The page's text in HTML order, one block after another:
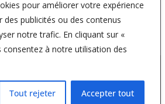
pour améliorer votre expérience
des publicités ou des contenus
notre trafic. En cliquant sur «
consentez à notre utilisation des
Tout rejeter Accepter tout
Le Sillon
. All rights reserved.